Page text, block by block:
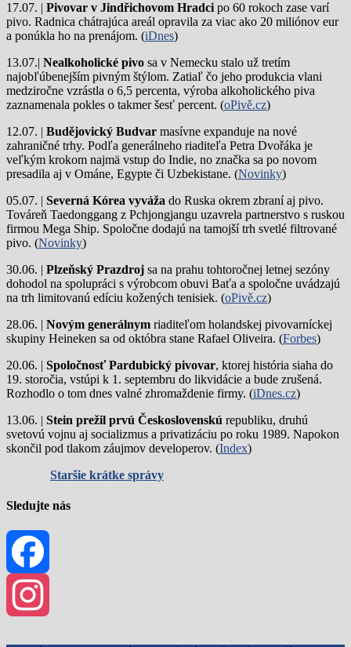
17.07. | Pivovar v Jindřichovom Hradci po 60 rokoch zase varí
pivo. Radnica chátrajúca areál opravila za viac ako 20 miliónov eur
a ponúkla ho na prenájom. (iDnes)
13.07.| Nealkoholické pivo sa v Nemecku stalo už tretím
najobľúbenejším pivným štýlom. Zatiaľ čo jeho produkcia vlani
medziročne vzrástla o 6,5 percenta, výroba alkoholického piva
zaznamenala pokles o takmer šesť percent. (oPivě.cz)
12.07. | Budějovický Budvar masívne expanduje na nové
zahraničné trhy. Podľa generálneho riaditeľa Petra Dvořáka je
veľkým krokom najmä vstup do Indie, no značka sa po novom
presadila aj v Ománe, Egypte či Uzbekistane. (Novinky)
05.07. | Severná Kórea vyváža do Ruska okrem zbraní aj pivo.
Továreň Taedonggang z Pchjongjangu uzavrela partnerstvo s ruskou
firmou Mega Ship. Spoločne dodajú na tamojší trh svetlé filtrované
pivo. (Novinky)
30.06. | Plzeňský Prazdroj sa na prahu tohtoročnej letnej sezóny
dohodol na spolupráci s výrobcom obuvi Baťa a spoločne uvádzajú
na trh limitovanú edíciu kožených tenisiek. (oPivě.cz)
28.06. | Novým generálnym riaditeľom holandskej pivovarníckej
skupiny Heineken sa od októbra stane Rafael Oliveira. (Forbes)
20.06. | Spoločnosť Pardubický pivovar, ktorej história siaha do
19. storočia, vstúpi k 1. septembru do likvidácie a bude zrušená.
Rozhodlo o tom dnes valné zhromaždenie firmy. (iDnes.cz)
13.06. | Stein prežil prvú Československú republiku, druhú
svetovú vojnu aj socializmus a privatizáciu po roku 1989. Napokon
skončil pod tlakom záujmov developerov. (Index)
Staršie krátke správy
Sledujte nás
Facebook